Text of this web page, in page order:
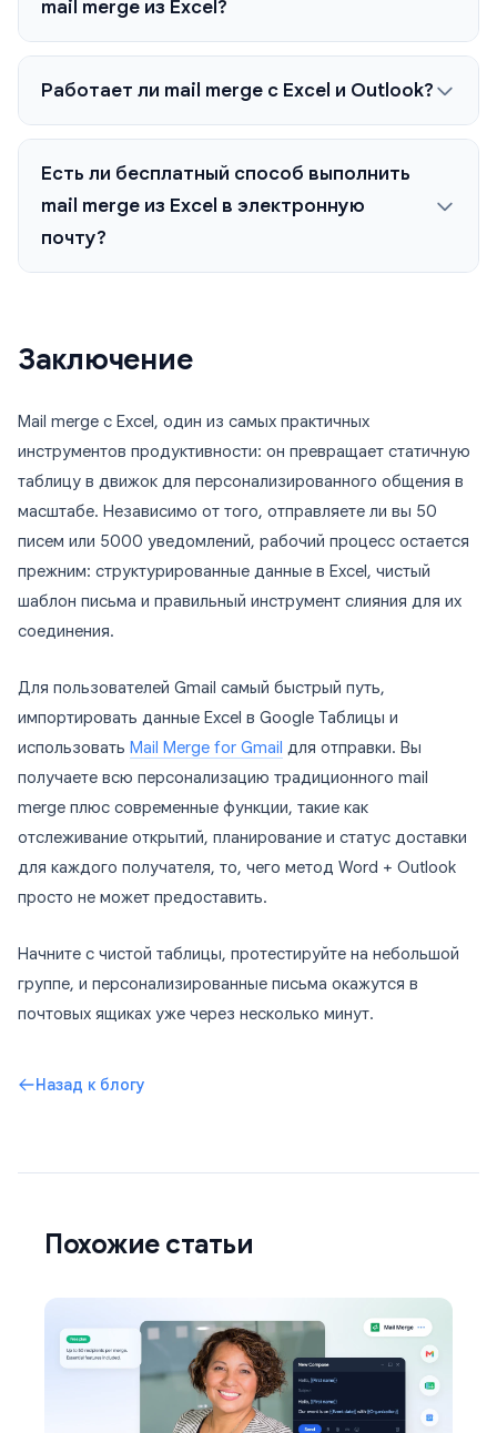
mail merge из Excel?
Работает ли mail merge с Excel и Outlook?
Есть ли бесплатный способ выполнить
mail merge из Excel в электронную
почту?
Заключение
Mail merge с Excel, один из самых практичных
инструментов продуктивности: он превращает статичную
таблицу в движок для персонализированного общения в
масштабе. Независимо от того, отправляете ли вы 50
писем или 5000 уведомлений, рабочий процесс остается
прежним: структурированные данные в Excel, чистый
шаблон письма и правильный инструмент слияния для их
соединения.
Для пользователей Gmail самый быстрый путь,
импортировать данные Excel в Google Таблицы и
использовать Mail Merge for Gmail для отправки. Вы
получаете всю персонализацию традиционного mail
merge плюс современные функции, такие как
отслеживание открытий, планирование и статус доставки
для каждого получателя, то, чего метод Word + Outlook
просто не может предоставить.
Начните с чистой таблицы, протестируйте на небольшой
группе, и персонализированные письма окажутся в
почтовых ящиках уже через несколько минут.
Назад к блогу
Похожие статьи